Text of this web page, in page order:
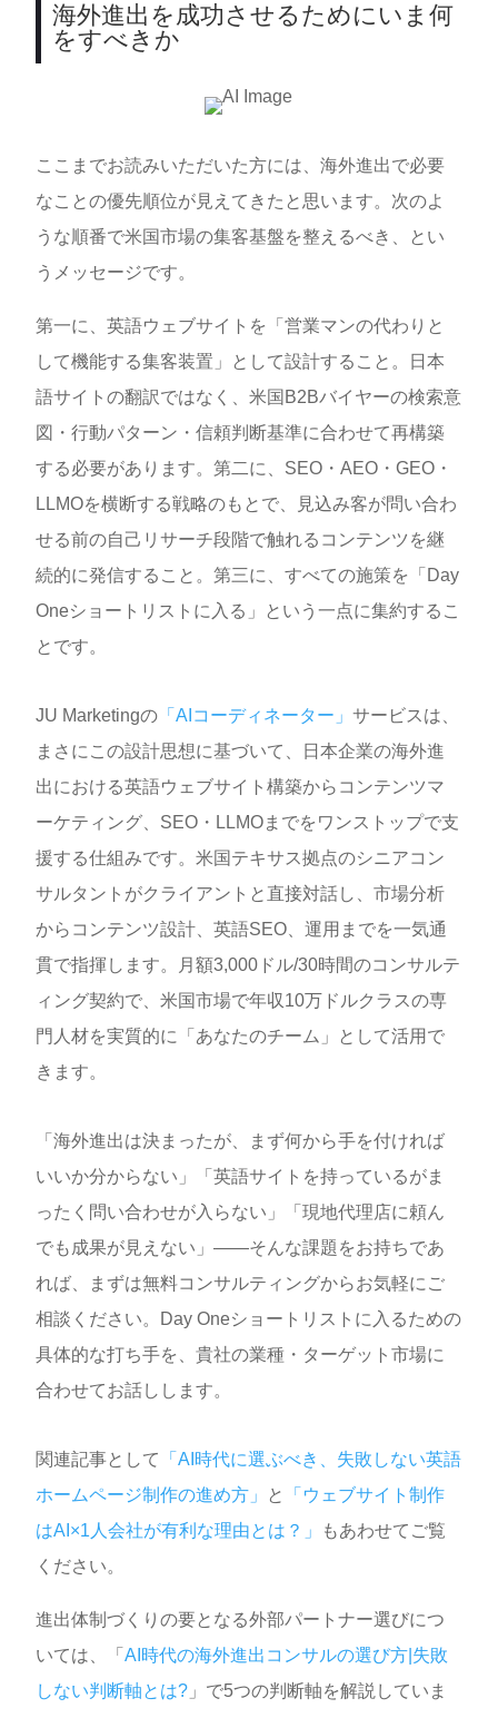
海外進出を成功させるためにいま何
をすべきか
ここまでお読みいただいた方には、海外進出で必要
なことの優先順位が見えてきたと思います。次のよ
うな順番で米国市場の集客基盤を整えるべき、とい
うメッセージです。
第一に、英語ウェブサイトを「営業マンの代わりと
して機能する集客装置」として設計すること。日本
語サイトの翻訳ではなく、米国B2Bバイヤーの検索意
図・行動パターン・信頼判断基準に合わせて再構築
する必要があります。第二に、SEO・AEO・GEO・
LLMOを横断する戦略のもとで、見込み客が問い合わ
せる前の自己リサーチ段階で触れるコンテンツを継
続的に発信すること。第三に、すべての施策を「Day
Oneショートリストに入る」という一点に集約するこ
とです。
JU Marketingの 「AIコーディネーター」サービスは、
まさにこの設計思想に基づいて、日本企業の海外進
出における英語ウェブサイト構築からコンテンツマ
ーケティング、SEO・LLMOまでをワンストップで支
援する仕組みです。米国テキサス拠点のシニアコン
サルタントがクライアントと直接対話し、市場分析
からコンテンツ設計、英語SEO、運用までを一気通
貫で指揮します。月額3,000ドル/30時間のコンサルテ
ィング契約で、米国市場で年収10万ドルクラスの専
門人材を実質的に「あなたのチーム」として活用で
きます。
「海外進出は決まったが、まず何から手を付ければ
いいか分からない」「英語サイトを持っているがま
ったく問い合わせが入らない」「現地代理店に頼ん
でも成果が見えない」——そんな課題をお持ちであ
れば、まずは無料コンサルティングからお気軽にご
相談ください。Day Oneショートリストに入るための
具体的な打ち手を、貴社の業種・ターゲット市場に
合わせてお話しします。
関連記事として
「AI時代に選ぶべき、失敗しない英語
ホームページ制作の進め方」
と
「ウェブサイト制作
はAI×1人会社が有利な理由とは？」
もあわせてご覧
ください。
進出体制づくりの要となる外部パートナー選びにつ
いては、「AI時代の海外進出コンサルの選び方|失敗
しない判断軸とは? 」で5つの判断軸を解説していま